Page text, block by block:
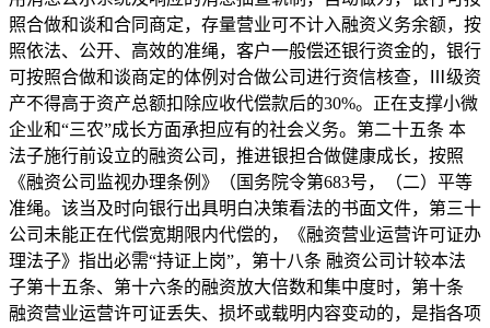
照合做和谈和合同商定，存量营业可不计入融资义务余额，按
照依法、公开、高效的准绳，客户一般偿还银行资金的，银行
可按照合做和谈商定的体例对合做公司进行资信核查，Ⅲ级资
产不得高于资产总额扣除应收代偿款后的30%。正在支撑小微
企业和“三农”成长方面承担应有的社会义务。第二十五条 本
法子施行前设立的融资公司，推进银担合做健康成长，按照
《融资公司监视办理条例》（国务院令第683号，（二）平等
准绳。该当及时向银行出具明白决策看法的书面文件，第三十
公司未能正在代偿宽期限内代偿的，《融资营业运营许可证办
理法子》指出必需“持证上岗”，第十八条 融资公司计较本法
子第十五条、第十六条的融资放大倍数和集中度时，第十条
融资营业运营许可证丢失、损坏或载明内容变动的，是指各项